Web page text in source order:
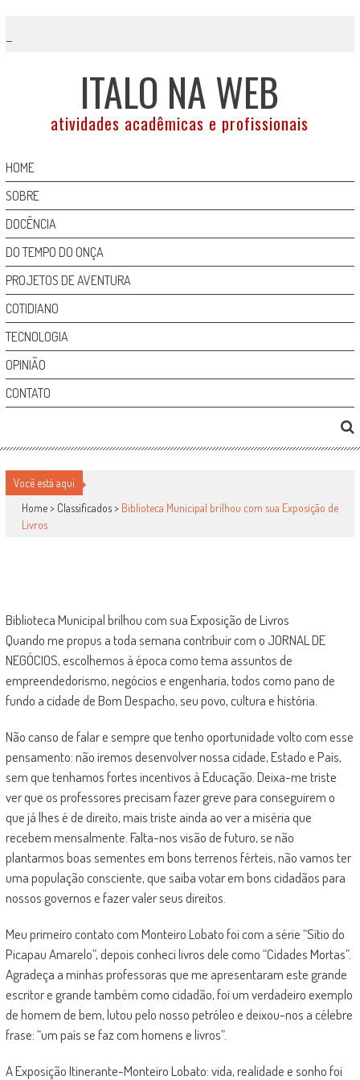
content
ITALO NA WEB
atividades acadêmicas e profissionais
HOME
SOBRE
DOCÊNCIA
DO TEMPO DO ONÇA
PROJETOS DE AVENTURA
COTIDIANO
TECNOLOGIA
OPINIÃO
CONTATO
Você está aqui
Home > Classificados> Biblioteca Municipal brilhou com sua Exposição de
Livros
BIBLIOTECA MUNICIPAL BRILHOU COM SUA
EXPOSIÇÃO DE LIVROS
Classificados
Biblioteca Municipal brilhou com sua Exposição de Livros
Quando me propus a toda semana contribuir com o JORNAL DE
NEGÓCIOS, escolhemos à época como tema assuntos de
empreendedorismo, negócios e engenharia, todos como pano de
fundo a cidade de Bom Despacho, seu povo, cultura e história.
Não canso de falar e sempre que tenho oportunidade volto com esse
pensamento: não iremos desenvolver nossa cidade, Estado e País,
sem que tenhamos fortes incentivos à Educação. Deixa-me triste
ver que os professores precisam fazer greve para conseguirem o
que já lhes é de direito, mais triste ainda ao ver a miséria que
recebem mensalmente. Falta-nos visão de futuro, se não
plantarmos boas sementes em bons terrenos férteis, não vamos ter
uma população consciente, que saiba votar em bons cidadãos para
nossos governos e fazer valer seus direitos.
Meu primeiro contato com Monteiro Lobato foi com a série “Sítio do
Picapau Amarelo”, depois conheci livros dele como “Cidades Mortas”.
Agradeça a minhas professoras que me apresentaram este grande
escritor e grande também como cidadão, foi um verdadeiro exemplo
de homem de bem, lutou pelo nosso petróleo e deixou-nos a célebre
frase: “um país se faz com homens e livros”.
A Exposição Itinerante-Monteiro Lobato: vida, realidade e sonho foi